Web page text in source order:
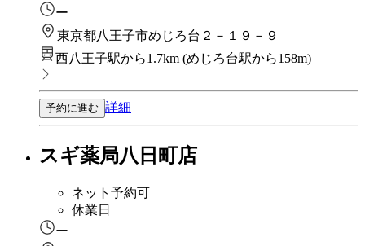
ー
東京都八王子市めじろ台２－１９－９
西八王子駅から1.7km (めじろ台駅から158m)
予約に進む 詳細
スギ薬局八日町店
ネット予約可
休業日
ー